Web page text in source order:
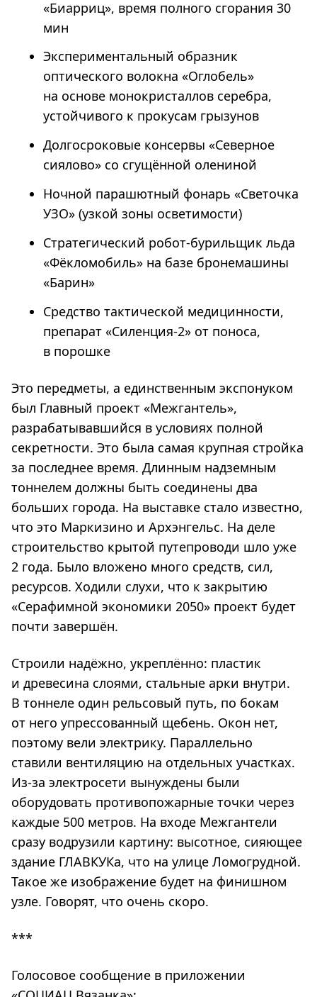
«Биарриц», время полного сгорания 30
мин
Экспериментальный образник
оптического волокна «Оглобель»
на основе монокристаллов серебра,
устойчивого к прокусам грызунов
Долгосроковые консервы «Северное
сиялово» со сгущённой олениной
Ночной парашютный фонарь «Светочка
УЗО» (узкой зоны осветимости)
Стратегический робот-бурильщик льда
«Фёкломобиль» на базе бронемашины
«Барин»
Средство тактической медицинности,
препарат «Силенция-2» от поноса,
в порошке
Это передметы, а единственным экспонуком
был Главный проект «Межгантель»,
разрабатывавшийся в условиях полной
секретности. Это была самая крупная стройка
за последнее время. Длинным надземным
тоннелем должны быть соединены два
больших города. На выставке стало известно,
что это Маркизино и Архэнгельс. На деле
строительство крытой путепроводи шло уже
2 года. Было вложено много средств, сил,
ресурсов. Ходили слухи, что к закрытию
«Серафимной экономики 2050» проект будет
почти завершён.
Строили надёжно, укреплённо: пластик
и древесина слоями, стальные арки внутри.
В тоннеле один рельсовый путь, по бокам
от него упрессованный щебень. Окон нет,
поэтому вели электрику. Параллельно
ставили вентиляцию на отдельных участках.
Из-за электросети вынуждены были
оборудовать противопожарные точки через
каждые 500 метров. На входе Межгантели
сразу водрузили картину: высотное, сияющее
здание ГЛАВКУКа, что на улице Ломогрудной.
Такое же изображение будет на финишном
узле. Говорят, что очень скоро.
***
Голосовое сообщение в приложении